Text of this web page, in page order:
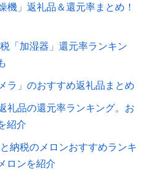
機」返礼品＆還元率まとめ！
「加湿器」還元率ランキン
ラ」のおすすめ返礼品まとめ
礼品の還元率ランキング。お
紹介
納税のメロンおすすめランキ
ロンを紹介